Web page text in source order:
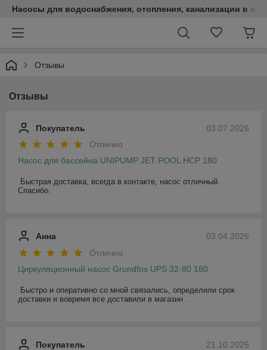
Насосы для водоснабжения, отопления, канализации в
Отзывы
Отзывы
03.07.2026
Покупатель
Отлично
Насос для бассейна UNIPUMP JET POOL HCP 180
Быстрая доставка, всегда в контакте, насос отличный.
Спасибо.
03.04.2026
Анна
Отлично
Циркуляционный насос Grundfos UPS 32-80 180
Быстро и оперативно со мной связались, определили срок
доставки и вовремя все доставили в магазин .
21.10.2025
Покупатель